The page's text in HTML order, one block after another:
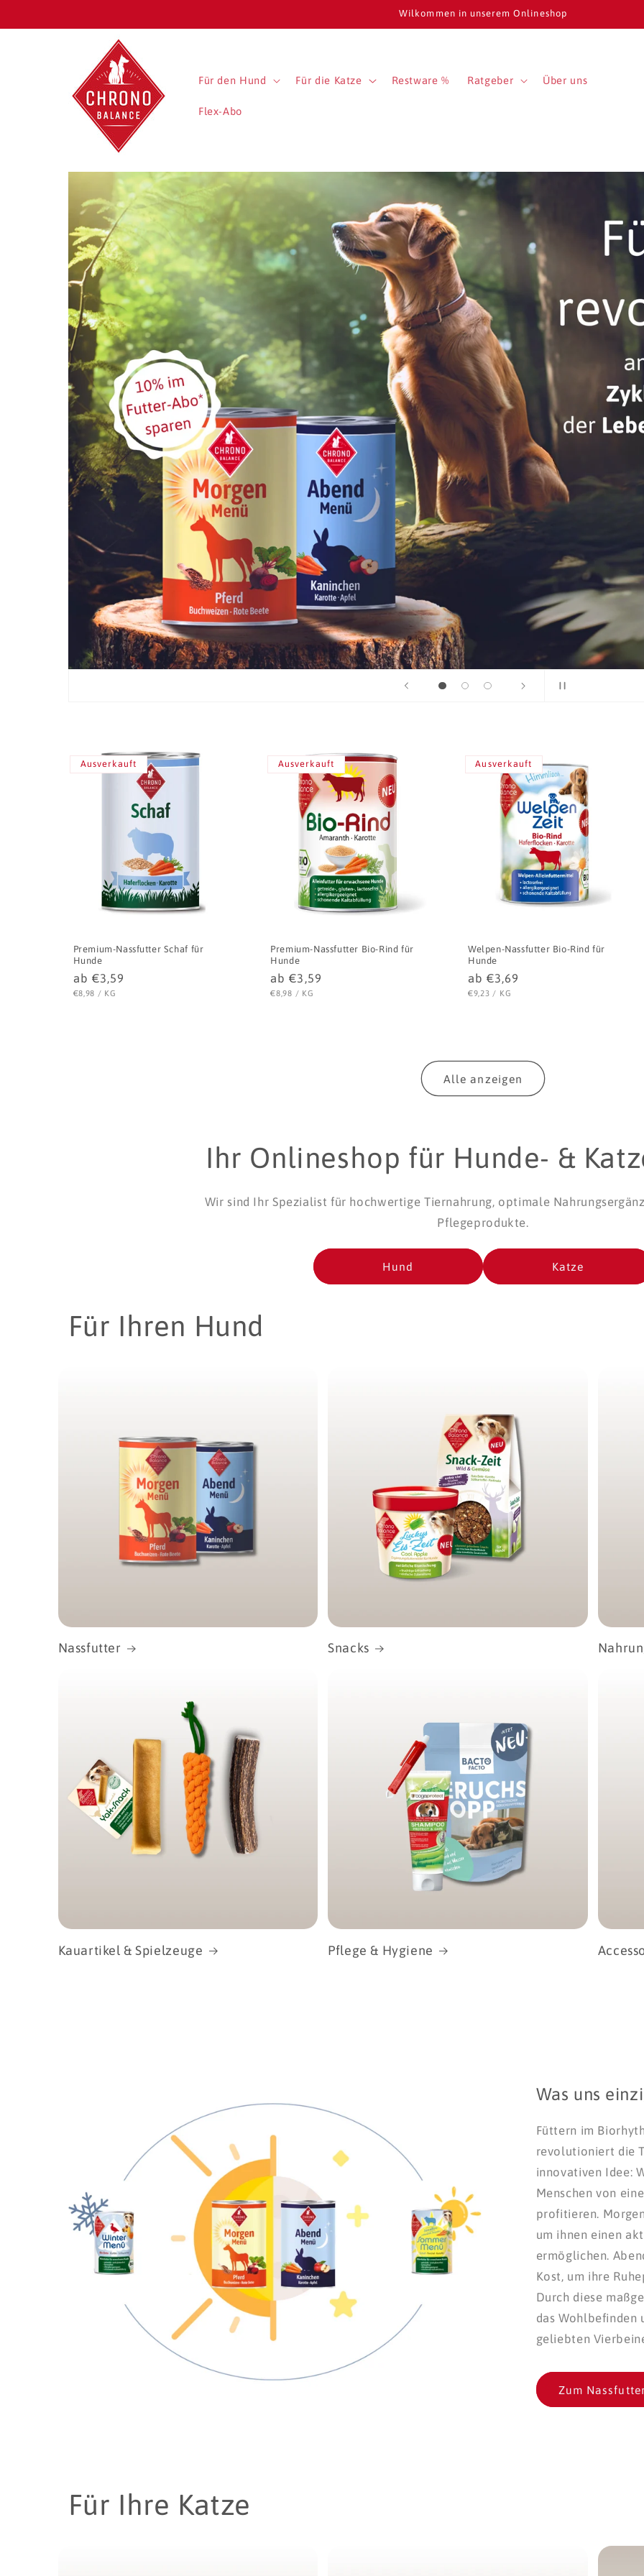
Inhalt
Wilkommen in unserem Onlineshop
Für den Hund Für die Katze Restware % Ratgeber Über uns
Flex-Abo
Ausverkauft
Premium-Nassfutter Schaf für
Hunde
Normaler
Preis
ab €3,59
STÜCKPREIS
€8,98 / PRO
KG
Ausverkauft
Premium-Nassfutter Bio-Rind für
Hunde
Normaler
Preis
ab €3,59
STÜCKPREIS
€8,98 / PRO
KG
Ausverkauft
Welpen-Nassfutter Bio-Rind für
Hunde
Normaler
Preis
ab €3,69
STÜCKPREIS
€9,23 / PRO
KG
Alle anzeigen
Ihr Onlineshop für Hunde- &
Wir sind Ihr Spezialist für hochwertige Tiernahrung, optimale
Pflegeprodukte.
Hund Katze
Für Ihren Hund
Nassfutter Snacks
Kauartikel & Spielzeuge Pflege & Hygiene
Was uns
Füttern im
revolutioniert die
innovativen Idee:
Menschen von
profitieren.
um ihnen einen
ermöglichen.
Kost, um ihre
Durch diese
das Wohlbefinden
geliebten
Zum
Für Ihre Katze